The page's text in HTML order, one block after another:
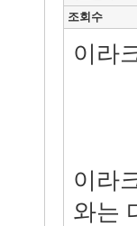
조회수
이라
이라
와는